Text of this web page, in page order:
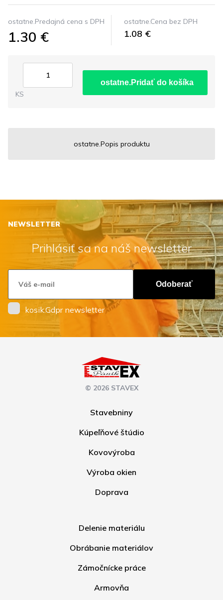
ostatne.Predajná cena s DPH
1.30 €
ostatne.Cena bez DPH
1.08 €
KS
ostatne.Pridať do košíka
ostatne.Popis produktu
NEWSLETTER
Prihlásiť sa na náš newsletter
Odoberať
kosik.Gdpr newsletter
© 2026 STAVEX
Stavebniny
Kúpeľňové štúdio
Kovovýroba
Výroba okien
Doprava
Delenie materiálu
Obrábanie materiálov
Zámočnícke práce
Armovňa